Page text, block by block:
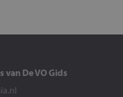
van De VO Gids